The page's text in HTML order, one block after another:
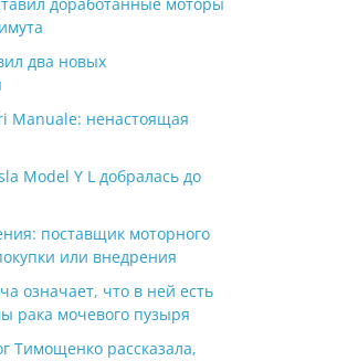
два новых
Manuale: ненастоящая
Model Y L добралась до
поставщик моторного
или внедрения
означает, что в ней есть
рака мочевого пузыря
Тимощенко рассказала,